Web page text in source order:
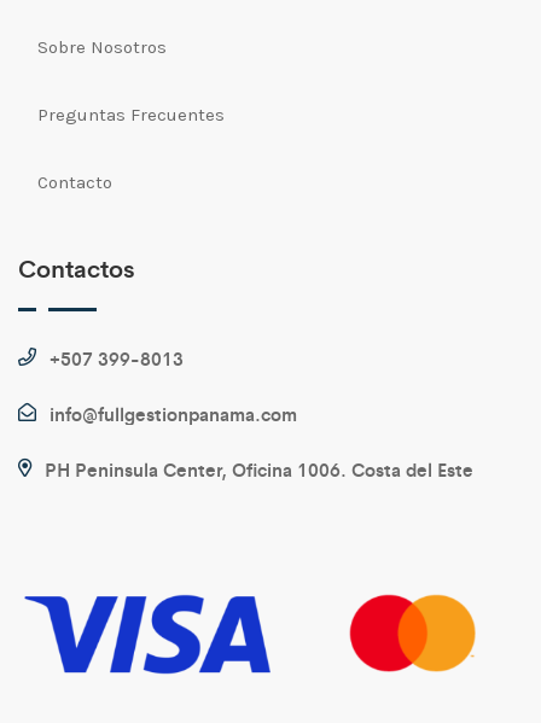
Sobre Nosotros
Preguntas Frecuentes
Contacto
Contactos
+507 399-8013
info@fullgestionpanama.com
PH Peninsula Center, Oficina 1006. Costa del Este